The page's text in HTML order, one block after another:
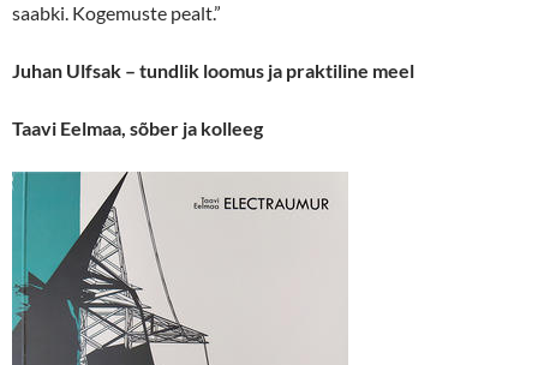
saabki. Kogemuste pealt.”
Juhan Ulfsak – tundlik loomus ja praktiline meel
Taavi Eelmaa, sõber ja kolleeg